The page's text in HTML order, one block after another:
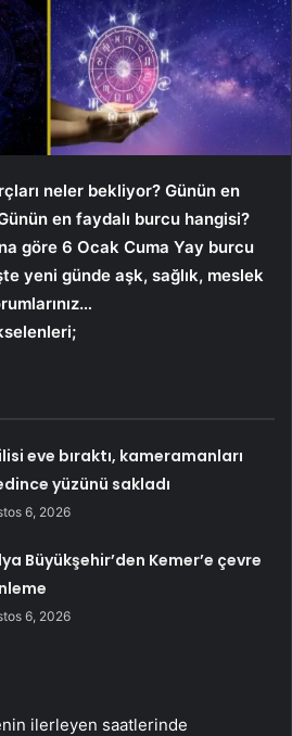
neler bekliyor? Günün en
en faydalı burcu hangisi?
göre 6 Ocak Cuma Yay burcu
yeni günde aşk, sağlık, meslek
eve bıraktı, kameramanları
yüzünü sakladı
6, 2026
Büyükşehir’den Kemer’e çevre
6, 2026
ilerleyen saatlerinde